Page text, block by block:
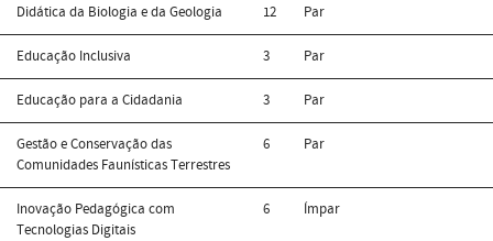
Didática da Biologia e da Geologia 12 Par
Educação Inclusiva 3 Par
Educação para a Cidadania 3 Par
Gestão e Conservação das
Comunidades Faunísticas Terrestres
6 Par
Inovação Pedagógica com
Tecnologias Digitais
6 Ímpar